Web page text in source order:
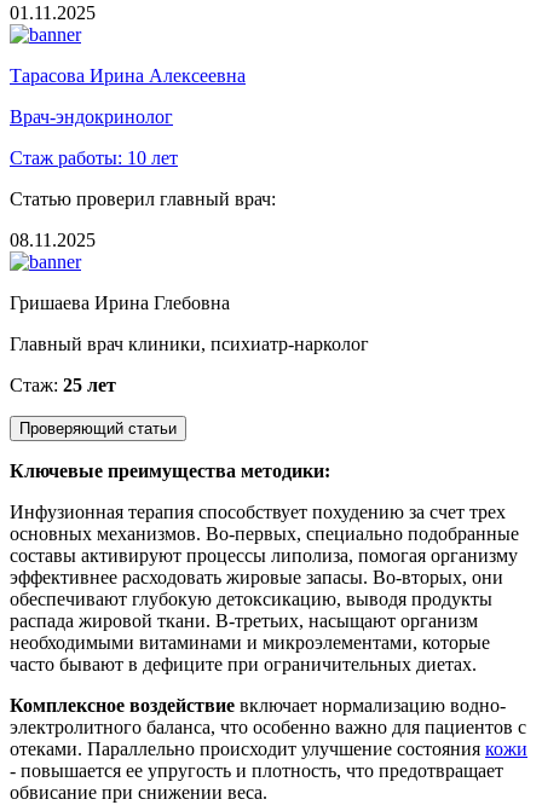
01.11.2025
Тарасова Ирина Алексеевна
Врач-эндокринолог
Стаж работы: 10 лет
Статью проверил главный врач:
08.11.2025
Гришаева Ирина Глебовна
Главный врач клиники, психиатр-нарколог
Стаж: 25 лет
Проверяющий статьи
Ключевые преимущества методики:
Инфузионная терапия способствует похудению за счет трех
основных механизмов. Во-первых, специально подобранные
составы активируют процессы липолиза, помогая организму
эффективнее расходовать жировые запасы. Во-вторых, они
обеспечивают глубокую детоксикацию, выводя продукты
распада жировой ткани. В-третьих, насыщают организм
необходимыми витаминами и микроэлементами, которые
часто бывают в дефиците при ограничительных диетах.
Комплексное воздействие включает нормализацию водно-
электролитного баланса, что особенно важно для пациентов с
отеками. Параллельно происходит улучшение состояния кожи
- повышается ее упругость и плотность, что предотвращает
обвисание при снижении веса.